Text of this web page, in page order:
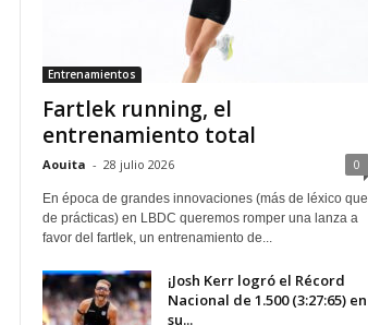
Entrenamientos
Fartlek running, el
entrenamiento total
Aouita - 28 julio 2026 0
En época de grandes innovaciones (más de léxico que
de prácticas) en LBDC queremos romper una lanza a
favor del fartlek, un entrenamiento de...
¡Josh Kerr logró el Récord
Nacional de 1.500 (3:27:65) en
su...